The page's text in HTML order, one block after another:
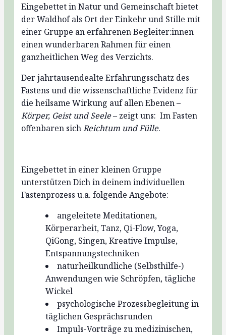
Eingebettet in Natur und Gemeinschaft bietet
der Waldhof als Ort der Einkehr und Stille mit
einer Gruppe an erfahrenen Begleiter:innen
einen wunderbaren Rahmen für einen
ganzheitlichen Weg des Verzichts.
Der jahrtausendealte Erfahrungsschatz des
Fastens und die wissenschaftliche Evidenz für
die heilsame Wirkung auf allen Ebenen –
Körper, Geist und Seele– zeigt uns:Im Fasten
offenbaren sichReichtum und Fülle.
Eingebettet in einer kleinen Gruppe
unterstützen Dich in deinem individuellen
Fastenprozess u.a. folgende Angebote:
angeleitete Meditationen,
Körperarbeit, Tanz, Qi-Flow, Yoga,
QiGong, Singen, Kreative Impulse,
Entspannungstechniken
naturheilkundliche (Selbsthilfe-)
Anwendungen wie Schröpfen, tägliche
Wickel
psychologische Prozessbegleitung in
täglichen Gesprächsrunden
Impuls-Vorträge zu medizinischen,